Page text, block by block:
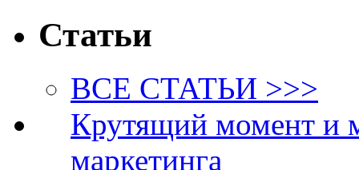
Статьи
ВСЕ СТАТЬИ >>>
Крутящий момент и
маркетинга